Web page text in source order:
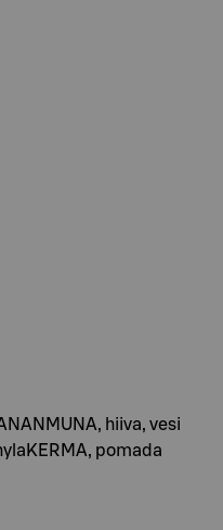
hiiva, vesi
pomada